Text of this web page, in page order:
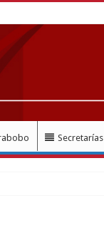
Secretarías